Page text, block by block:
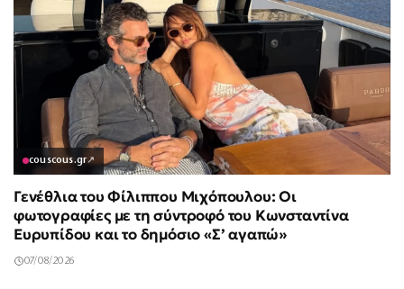
couscous.gr↗
Γενέθλια του Φίλιππου Μιχόπουλου: Οι
φωτογραφίες με τη σύντροφό του Κωνσταντίνα
Ευρυπίδου και το δημόσιο «Σ’ αγαπώ»
07/08/2026